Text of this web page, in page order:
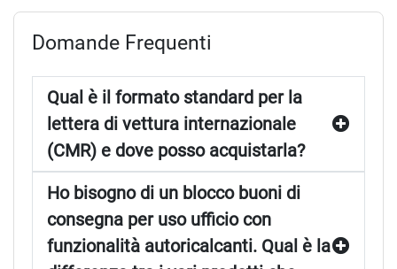
Domande Frequenti
Qual è il formato standard per la
lettera di vettura internazionale
(CMR) e dove posso acquistarla?
Ho bisogno di un blocco buoni di
consegna per uso ufficio con
funzionalità autoricalcanti. Qual è la